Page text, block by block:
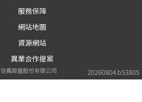
20260804.b53805
服務保障
網站地圖
資源網站
異業合作提案
信義房屋股份有限公司